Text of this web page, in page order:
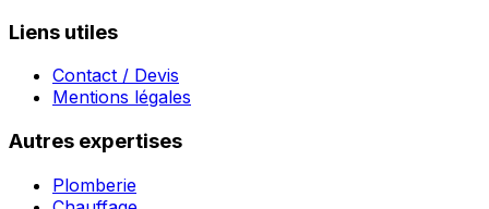
Liens utiles
Contact / Devis
Mentions légales
Autres expertises
Plomberie